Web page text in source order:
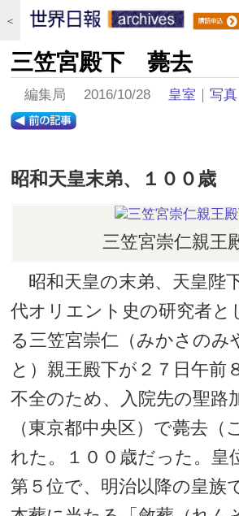
＜
三笠宮殿下 薨去
編集局 2016/10/28 皇室 ｜写真
昭和天皇末弟、１００歳
三笠宮崇仁親王
昭和天皇の末弟、天皇陛
代オリエント史の研究者と
る三笠宮崇仁（みかさのみ
と）親王殿下が２７日午前
不全のため、入院先の聖路
（東京都中央区）で薨去（
れた。１００歳だった。皇
第５位で、明治以降の皇族